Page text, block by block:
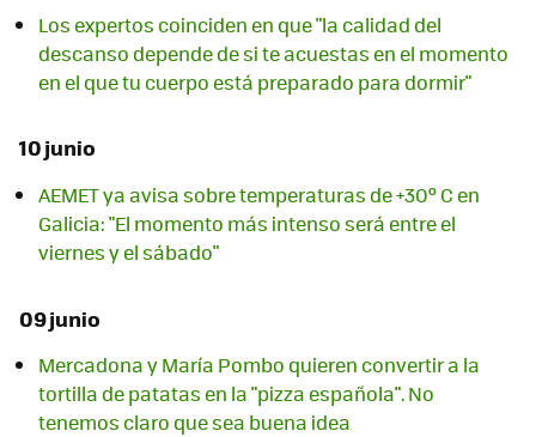
Los expertos coinciden en que "la calidad del
descanso depende de si te acuestas en el momento
en el que tu cuerpo está preparado para dormir"
10 junio
AEMET ya avisa sobre temperaturas de +30º C en
Galicia: "El momento más intenso será entre el
viernes y el sábado"
09 junio
Mercadona y María Pombo quieren convertir a la
tortilla de patatas en la "pizza española". No
tenemos claro que sea buena idea